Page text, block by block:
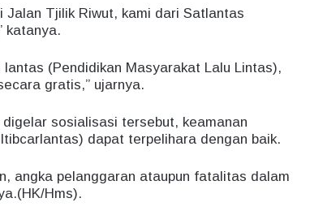
Jalan Tjilik Riwut, kami dari Satlantas
katanya.
(Pendidikan Masyarakat Lalu Lintas),
gratis,” ujarnya.
sosialisasi tersebut, keamanan
dapat terpelihara dengan baik.
angka pelanggaran ataupun fatalitas dalam
Hms).